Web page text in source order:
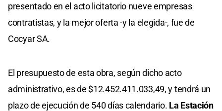
presentado en el acto licitatorio nueve empresas
contratistas, y la mejor oferta -y la elegida-, fue de
Cocyar SA.
El presupuesto de esta obra, según dicho acto
administrativo, es de $12.452.411.033,49, y tendrá un
plazo de ejecución de 540 días calendario. La Estación